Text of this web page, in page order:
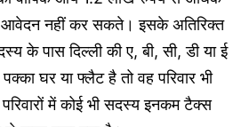
आवेदन नहीं कर सकते। इसके अतिरिक्त
के पास दिल्ली की ए, बी, सी, डी या ई
घर या फ्लैट है तो वह परिवार भी
में कोई भी सदस्य इनकम टैक्स